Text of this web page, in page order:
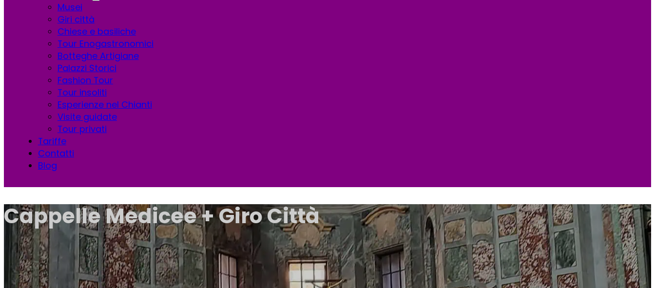
Musei
Giri città
Chiese e basiliche
Tour Enogastronomici
Botteghe Artigiane
Palazzi Storici
Fashion Tour
Tour insoliti
Esperienze nel Chianti
Visite guidate
Tour privati
Tariffe
Contatti
Blog
Cappelle Medicee + Giro Città